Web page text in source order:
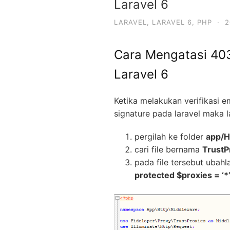
Laravel 6
LARAVEL LARAVEL 6 PHP ·
Cara Mengatasi
Laravel 6
Ketika melakukan verifikasi
signature pada laravel maka
pergilah ke folder app/
cari file bernama
pada file tersebut
protected $proxies =